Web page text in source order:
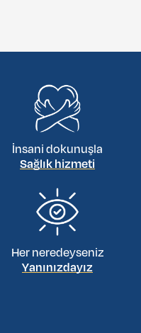
İnsani dokunuşla
Sağlık hizmeti
Her neredeyseniz
Yanınızdayız